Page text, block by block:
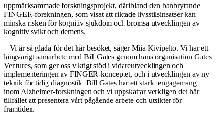
uppmärksammade forskningsprojekt, däribland den banbrytande
FINGER-forskningen, som visat att riktade livsstilsinsatser kan
minska risken för kognitiv sjukdom och bromsa utvecklingen av
kognitiv svikt och demens.
– Vi är så glada för det här besöket, säger Miia Kivipelto. Vi har ett
långvarigt samarbete med Bill Gates genom hans organisation Gates
Ventures, som ger oss viktigt stöd i vidareutvecklingen och
implementeringen av FINGER-konceptet, och i utvecklingen av ny
teknik för tidig diagnostik. Bill Gates har ett starkt engagemang
inom Alzheimer-forskningen och vi uppskattar verkligen det här
tillfället att presentera vårt pågående arbete och utsikter för
framtiden.